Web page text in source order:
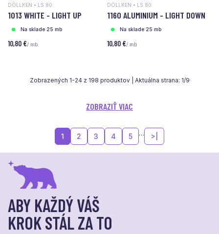
DÖLLKEN • LS 80
1013 WHITE - LIGHT UP
Na sklade 25 mb
10,80 €/ mb
DÖLLKEN • LS 80
1160 ALUMINIUM - LIGHT DOWN
Na sklade 25 mb
10,80 €/ mb
Zobrazených 1-24z 198 produktov | Aktuálna strana: 1/9
ZOBRAZIŤ VIAC
1 2 3 4 5 … >|
ABY KAŽDÝ VÁŠ
KROK STÁL ZA TO